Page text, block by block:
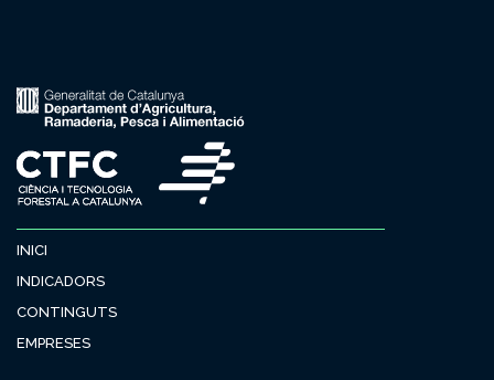
INICI
INDICADORS
CONTINGUTS
EMPRESES